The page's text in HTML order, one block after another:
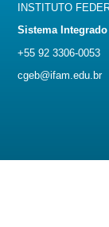
INSTITUTO
Sistema
+55 92 3306-0053
cgeb@ifam.edu.br